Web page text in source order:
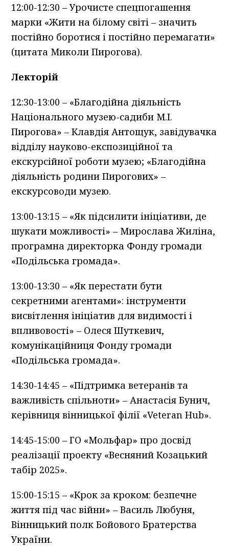
12:00-12:30 – Урочисте спецпогашення
марки «Жити на білому світі – значить
постійно боротися і постійно перемагати»
(цитата Миколи Пирогова).
Лекторій
12:30-13:00 – «Благодійна діяльність
Національного музею-садиби М.І.
Пирогова» – Клавдія Антощук, завідувачка
відділу науково-експозиційної та
екскурсійної роботи музею; «Благодійна
діяльність родини Пирогових» –
екскурсоводи музею.
13:00-13:15 – «Як підсилити ініціативи, де
шукати можливості» – Мирослава Жиліна,
програмна директорка Фонду громади
«Подільська громада».
13:00-13:30 – «Як перестати бути
секретними агентами»: інструменти
висвітлення ініціатив для видимості і
впливовості» – Олеся Шуткевич,
комунікаційниця Фонду громади
«Подільська громада».
14:30-14:45 – «Підтримка ветеранів та
важливість спільноти» – Анастасія Бунич,
керівниця вінницької філії «Veteran Hub».
14:45-15:00 – ГО «Мольфар» про досвід
реалізації проекту «Весняний Козацький
табір 2025».
15:00-15:15 – «Крок за кроком: безпечне
життя під час війни» – Василь Любуня,
Вінницький полк Бойового Братерства
України.